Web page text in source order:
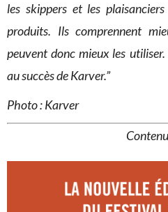
les skippers et les
produits. Ils comprennent
peuvent donc mieux les
au succès de Karver.”
Photo : Karver